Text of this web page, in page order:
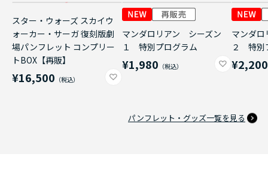
スター・ウォーズ スカイウ
ォーカー・サーガ 復刻版劇
場パンフレット コンプリー
トBOX【再販】
¥16,500
マンダロリアン シーズン
１ 特別プログラム
¥1,980
マンダ
２ 特別
¥2,200
パンフレット・グッズ一覧を見る